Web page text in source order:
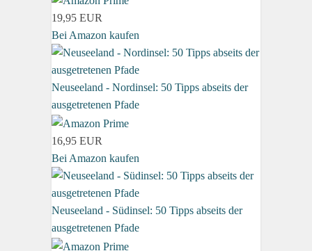
19,95 EUR
Bei Amazon kaufen
Neuseeland - Nordinsel: 50 Tipps abseits der
ausgetretenen Pfade
16,95 EUR
Bei Amazon kaufen
Neuseeland - Südinsel: 50 Tipps abseits der
ausgetretenen Pfade